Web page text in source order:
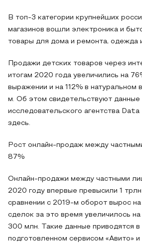
В топ-3 категории крупнейших
магазинов вошли электроника и
товары для дома и ремонта, одежда
Продажи детских товаров через
итогам 2020 года увеличились на
выражении и на 112% в натуральном
м. Об этом свидетельствуют данные
исследовательского агентства
здесь.
Рост онлайн-продаж между
87%
Онлайн-продажи между частными
2020 году впервые превысили 1
сравнении с 2019-м оборот вырос
сделок за это время увеличилось
300 млн. Такие данные приводятся в
подготовленном сервисом «Авито»